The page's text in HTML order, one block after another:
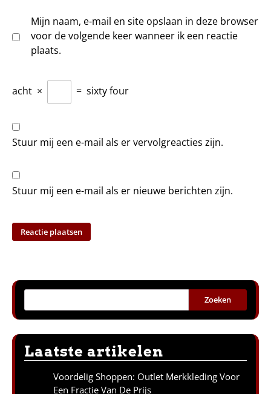
Mijn naam, e-mail en site opslaan in deze browser
voor de volgende keer wanneer ik een reactie
plaats.
acht × = sixty four
Stuur mij een e-mail als er vervolgreacties zijn.
Stuur mij een e-mail als er nieuwe berichten zijn.
Zoeken
Laatste artikelen
Voordelig Shoppen: Outlet Merkkleding Voor
Een Fractie Van De Prijs